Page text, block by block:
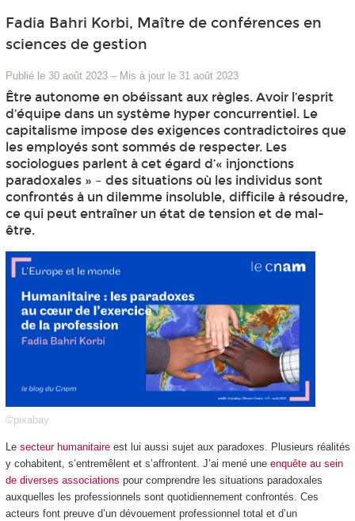
Fadia Bahri Korbi, Maître de conférences en
sciences de gestion
Publié le 30 août 2023 – Mis à jour le 31 août 2023
Être autonome en obéissant aux règles. Avoir l’esprit
d’équipe dans un système hyper concurrentiel. Le
capitalisme impose des exigences contradictoires que
les employés sont sommés de respecter. Les
sociologues parlent à cet égard d’« injonctions
paradoxales » – des situations où les individus sont
confrontés à un dilemme insoluble, difficile à résoudre,
ce qui peut entraîner un état de tension et de mal-
être.
©pixabay
Le secteur humanitaireest lui aussi sujet aux paradoxes. Plusieurs réalités
y cohabitent, s’entremêlent et s’affrontent. J’ai mené une enquête au sein
de diverses associations pour comprendre les situations paradoxales
auxquelles les professionnels sont quotidiennement confrontés. Ces
acteurs font preuve d’un dévouement professionnel total et d’un